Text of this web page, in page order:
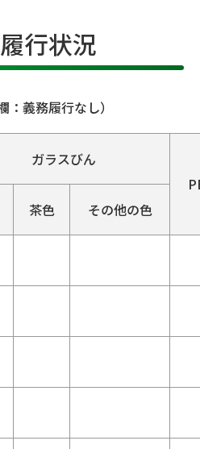
行状況
：義務履行なし）
ガラスびん
茶色 その他の色